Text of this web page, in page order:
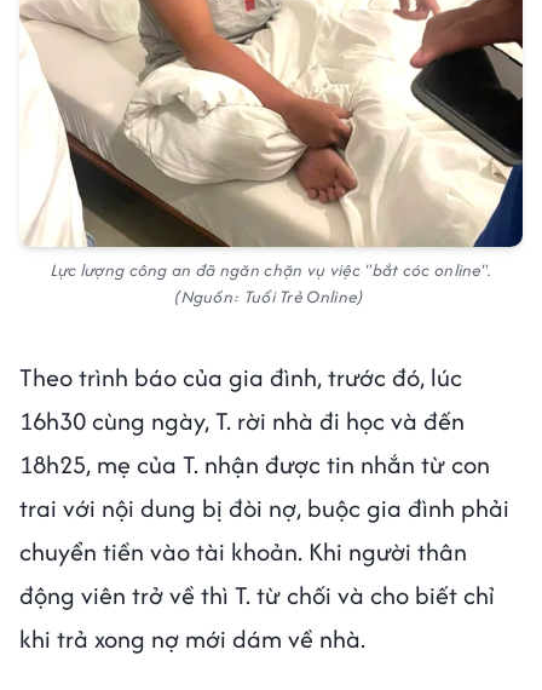
Lực lượng công an đã ngăn chặn vụ việc "bắt cóc online".
(Nguồn: Tuổi Trẻ Online)
Theo trình báo của gia đình, trước đó, lúc
16h30 cùng ngày, T. rời nhà đi học và đến
18h25, mẹ của T. nhận được tin nhắn từ con
trai với nội dung bị đòi nợ, buộc gia đình phải
chuyển tiền vào tài khoản. Khi người thân
động viên trở về thì T. từ chối và cho biết chỉ
khi trả xong nợ mới dám về nhà.